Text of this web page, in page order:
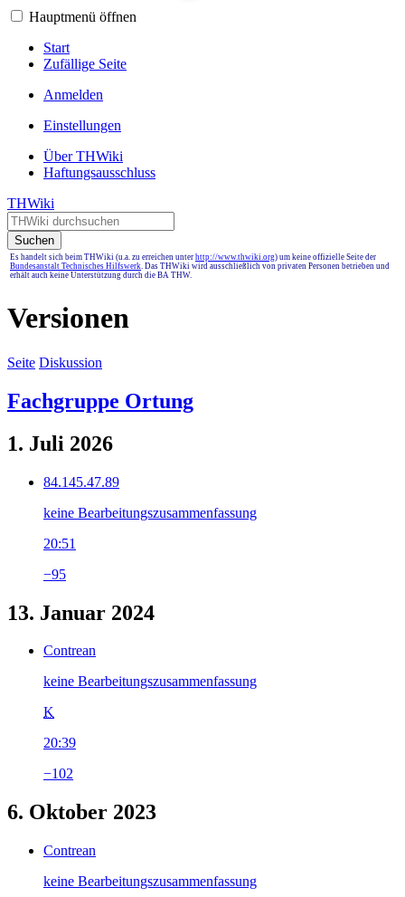
Hauptmenü öffnen
Start
Zufällige Seite
Anmelden
Einstellungen
Über THWiki
Haftungsausschluss
THWiki
Suchen
Es handelt sich beim THWiki (u.a. zu erreichen unter http://www.thwiki.org) um keine offizielle Seite der
Bundesanstalt Technisches Hilfswerk. Das THWiki wird ausschließlich von privaten Personen betrieben und
erhält auch keine Unterstützung durch die BA THW.
Versionen
Seite Diskussion
Fachgruppe Ortung
1. Juli 2026
84.145.47.89
keine Bearbeitungszusammenfassung
20:51
−95
13. Januar 2024
Contrean
keine Bearbeitungszusammenfassung
K
20:39
−102
6. Oktober 2023
Contrean
keine Bearbeitungszusammenfassung